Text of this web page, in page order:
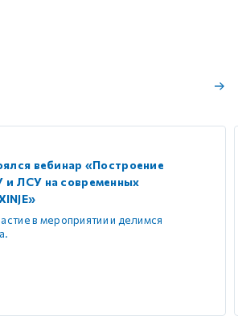
вебинар «Построение
и ЛСУ на современных
в мероприятии и делимся